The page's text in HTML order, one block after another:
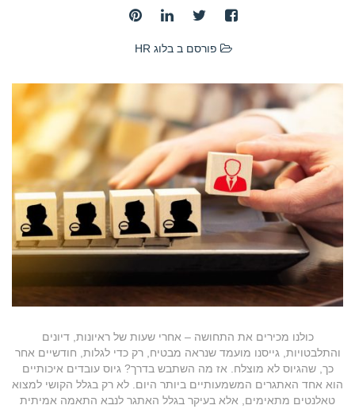
פורסם ב בלוג HR
כולנו מכירים את התחושה – אחרי שעות של ראיונות, דיונים
והתלבטויות, גייסנו מועמד שנראה מבטיח, רק כדי לגלות, חודשיים אחר
כך, שהגיוס לא מוצלח. אז מה השתבש בדרך? גיוס עובדים איכותיים
הוא אחד האתגרים המשמעותיים ביותר היום. לא רק בגלל הקושי למצוא
טאלנטים מתאימים, אלא בעיקר בגלל האתגר לנבא התאמה אמיתית